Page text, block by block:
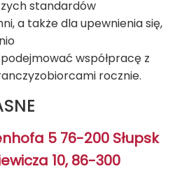
standardów
a także dla upewnienia się,
współpracę z
rocznie.
5 76-200 Słupsk
10, 86-300